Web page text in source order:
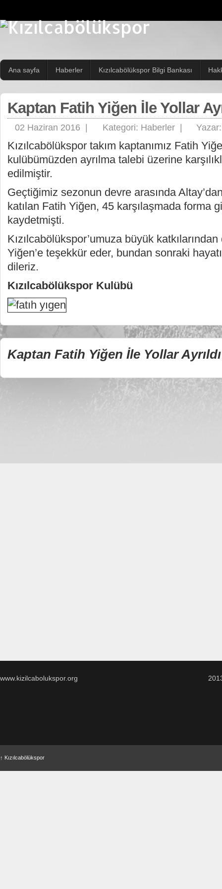
Ana sayfa Haberler Kızılcabölükspor Bilgi Bankası
Kaptan Fatih Yiğen İle Yollar
02 Haziran 2016 | Kategori: Haberler
Kızılcabölükspor takım kaptanımız Fatih
kulübümüzden ayrılma talebi üzerine
edilmiştir.
Geçtiğimiz sezonun devre arasında Altay’dan
katılan Fatih Yiğen, 45 karşılaşmada forma
kaydetmişti.
Kızılcabölükspor’umuza büyük
Yiğen’e teşekkür eder, bundan sonraki
dileriz.
Kızılcabölükspor Kulübü
Kaptan Fatih Yiğen İle Yollar Ayrıldı
www.kizilcabolukspor.org
↑ Kızılcabölükspor